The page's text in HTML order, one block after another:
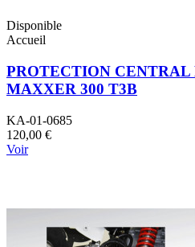
Disponible
Accueil
PROTECTION CENTRAL
MAXXER 300 T3B
KA-01-0685
120,00 €
Voir